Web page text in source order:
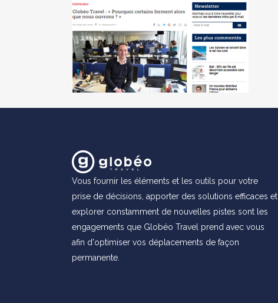
Vous fournir les éléments et les outils pour votre
prise de décisions, apporter des solutions efficaces et
explorer constamment de nouvelles pistes sont les
engagements que Globéo Travel prend avec vous
afin d'optimiser vos déplacements de façon
permanente.